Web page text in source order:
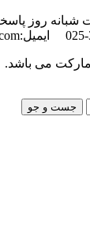
هفته، 24 ساعت
می باشد.
جست و جو